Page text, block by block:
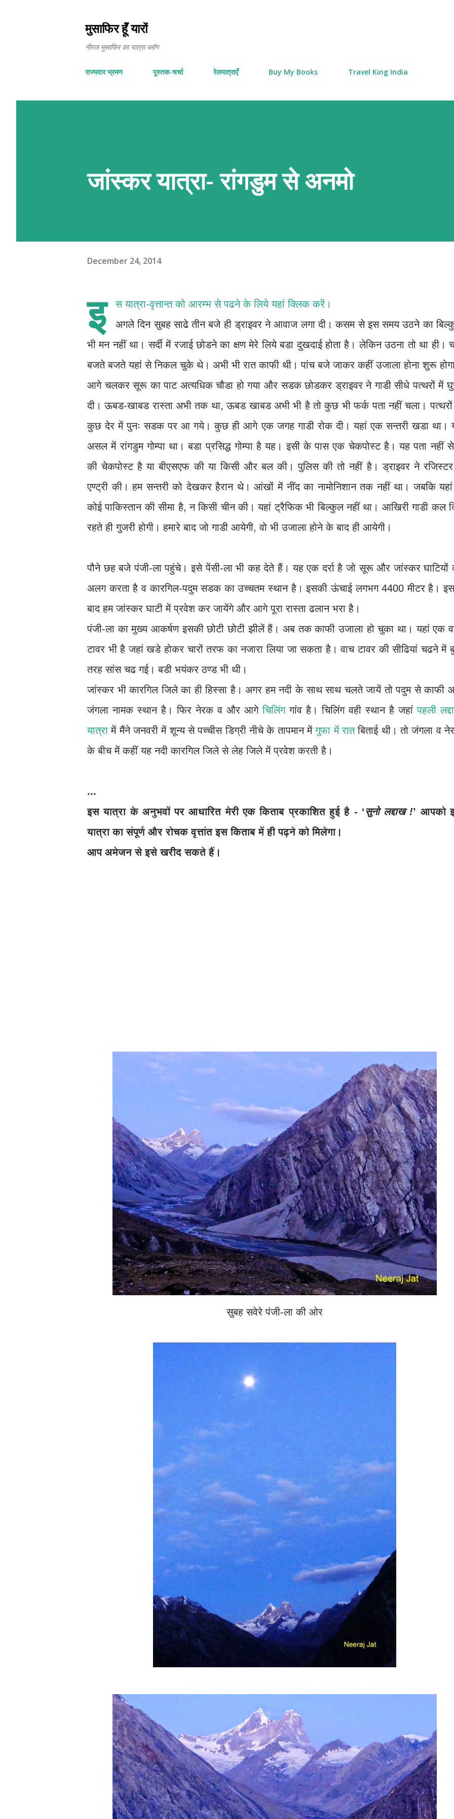
मुसाफिर हूँ यारों
नीरज मुसाफिर का यात्रा ब्लॉग
राज्यवार भ्रमण पुस्तक-चर्चा रेलयात्राएँ Buy My Books Travel King India
जांस्कर यात्रा- रांगडुम से अनमो
December 24, 2014
इ स यात्रा-वृत्तान्त को आरम्भ से पढने के लियेयहां क्लिक करें ।
अगले दिन सुबह साढे तीन बजे ही ड्राइवर ने आवाज लगा दी। कसम से इस समय उठने का
भी मन नहीं था। सर्दी में रजाई छोडने का क्षण मेरे लिये बडा दुखदाई होता है। लेकिन उठना तो था ही।
बजते बजते यहां से निकल चुके थे। अभी भी रात काफी थी। पांच बजे जाकर कहीं उजाला होना शुरू
आगे चलकर सूरू का पाट अत्यधिक चौडा हो गया और सडक छोडकर ड्राइवर ने गाडी सीधे पत्थरों में
दी। ऊबड-खाबड रास्ता अभी तक था, ऊबड खाबड अभी भी है तो कुछ भी फर्क पता नहीं चला।
कुछ देर में पुनः सडक पर आ गये। कुछ ही आगे एक जगह गाडी रोक दी। यहां एक सन्तरी खडा था।
असल में रांगडुम गोम्पा था। बडा प्रसिद्ध गोम्पा है यह। इसी के पास एक चेकपोस्ट है। यह पता नहीं
की चेकपोस्ट है या बीएसएफ की या किसी और बल की। पुलिस की तो नहीं है। ड्राइवर ने
एण्ट्री की। हम सन्तरी को देखकर हैरान थे। आंखों में नींद का नामोनिशान तक नहीं था। जबकि
कोई पाकिस्तान की सीमा है, न किसी चीन की। यहां ट्रैफिक भी बिल्कुल नहीं था। आखिरी गाडी कल
रहते ही गुजरी होगी। हमारे बाद जो गाडी आयेगी, वो भी उजाला होने के बाद ही आयेगी।
पौने छह बजे पंजी-ला पहुंचे। इसे पेंसी-ला भी कह देते हैं। यह एक दर्रा है जो सूरू और जांस्कर घाटियों
अलग करता है व कारगिल-पदुम सडक का उच्चतम स्थान है। इसकी ऊंचाई लगभग 4400 मीटर है।
बाद हम जांस्कर घाटी में प्रवेश कर जायेंगे और आगे पूरा रास्ता ढलान भरा है।
पंजी-ला का मुख्य आकर्षण इसकी छोटी छोटी झीलें हैं। अब तक काफी उजाला हो चुका था। यहां एक
टावर भी है जहां खडे होकर चारों तरफ का नजारा लिया जा सकता है। वाच टावर की सीढियां चढने में
तरह सांस चढ गई। बडी भयंकर ठण्ड भी थी।
जांस्कर भी कारगिल जिले का ही हिस्सा है। अगर हम नदी के साथ साथ चलते जायें तो पदुम से काफी
जंगला नामक स्थान है। फिर नेरक व और आगेचिलिंगगांव है। चिलिंग वही स्थान है जहांपहली
यात्रा में मैंने जनवरी में शून्य से पच्चीस डिग्री नीचे के तापमान मेंगुफा में रातबिताई थी। तो जंगला व
के बीच में कहीं यह नदी कारगिल जिले से लेह जिले में प्रवेश करती है।
...
इस यात्रा के अनुभवों पर आधारित मेरी एक किताब प्रकाशित हुई है - ‘सुनो लद्दाख !’ आपको
यात्रा का संपूर्ण और रोचक वृत्तांत इस किताब में ही पढ़ने को मिलेगा।
आप अमेजन से इसे खरीद सकते हैं।
सुबह सवेरे पंजी-ला की ओर